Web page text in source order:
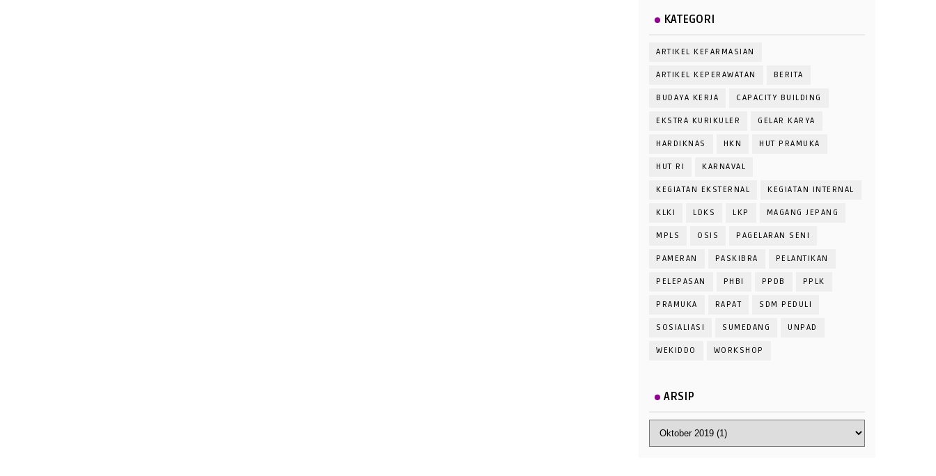
KATEGORI
ARTIKEL KEFARMASIAN
ARTIKEL KEPERAWATAN BERITA
BUDAYA KERJA CAPACITY BUILDING
EKSTRA KURIKULER GELAR KARYA
HARDIKNAS HKN HUT PRAMUKA
HUT RI KARNAVAL
KEGIATAN EKSTERNAL KEGIATAN INTERNAL
KLKI LDKS LKP MAGANG JEPANG
MPLS OSIS PAGELARAN SENI
PAMERAN PASKIBRA PELANTIKAN
PELEPASAN PHBI PPDB PPLK
PRAMUKA RAPAT SDM PEDULI
SOSIALIASI SUMEDANG UNPAD
WEKIDDO WORKSHOP
ARSIP